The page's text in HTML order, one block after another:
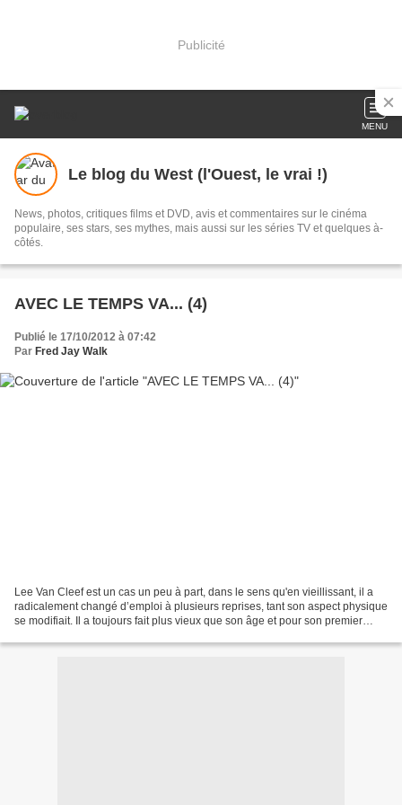
Publicité
MENU
Le blog du West (l'Ouest, le vrai !)
News, photos, critiques films et DVD, avis et commentaires sur le cinéma
populaire, ses stars, ses mythes, mais aussi sur les séries TV et quelques à-
côtés.
AVEC LE TEMPS VA... (4)
Publié le 17/10/2012 à 07:42
Par Fred Jay Walk
Lee Van Cleef est un cas un peu à part, dans le sens qu'en vieillissant, il a
radicalement changé d’emploi à plusieurs reprises, tant son aspect physique
se modifiait. Il a toujours fait plus vieux que son âge et pour son premier